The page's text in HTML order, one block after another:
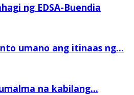
ng EDSA-Buendia
umano ang itinaas ng...
na kabilang...